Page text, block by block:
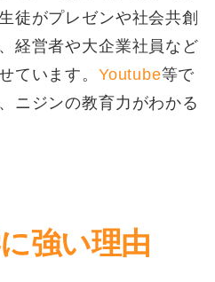
徒がプレゼンや社会共創
経営者や大企業社員など
ています。 Youtube等で
ニジンの教育力がわかる
強い理由